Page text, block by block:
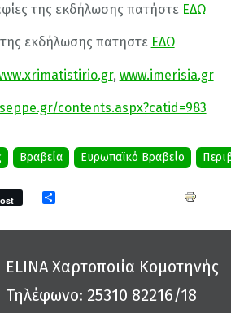
της εκδήλωσης πατήστε ΕΔΩ
της εκδήλωσης πατηστε ΕΔΩ
, www.imerisia.gr
contents.aspx?catid=983
Βραβεία Ευρωπαϊκό Βραβείο
Share
ELINA Χαρτοποιία Κομοτηνής
Τηλέφωνο: 25310 82216/18